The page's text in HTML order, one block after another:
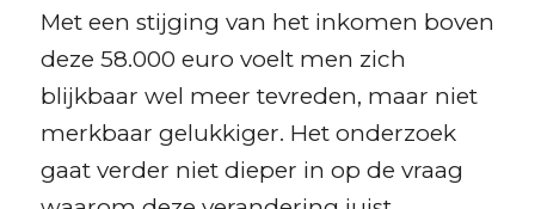
Met een stijging van het inkomen boven
deze 58.000 euro voelt men zich
blijkbaar wel meer tevreden, maar niet
merkbaar gelukkiger. Het onderzoek
gaat verder niet dieper in op de vraag